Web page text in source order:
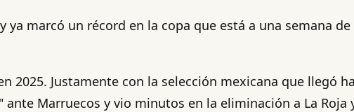
marcó un récord en la copa que está a una semana
2025. Justamente con la selección mexicana que llegó
Marruecos y vio minutos en la eliminación a La Roja